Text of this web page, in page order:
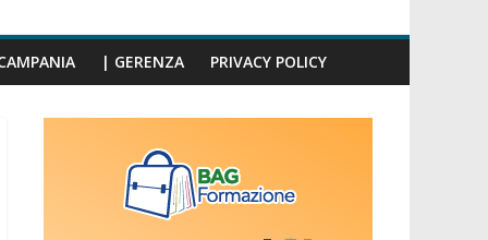
| GERENZA PRIVACY POLICY